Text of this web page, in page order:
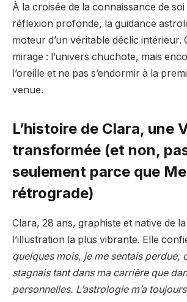
À la croisée de la connaissance de soi
réflexion profonde, la guidance
moteur d’un véritable déclic intérieur.
mirage : l’univers chuchote, mais
l’oreille et ne pas s’endormir à la
venue.
L’histoire de Clara, une
transformée (et non,
seulement parce que
rétrograde)
Clara, 28 ans, graphiste et native de
l’illustration la plus vibrante. Elle
quelques mois, je me sentais perdue,
stagnais tant dans ma carrière que
personnelles. L’astrologie m’a